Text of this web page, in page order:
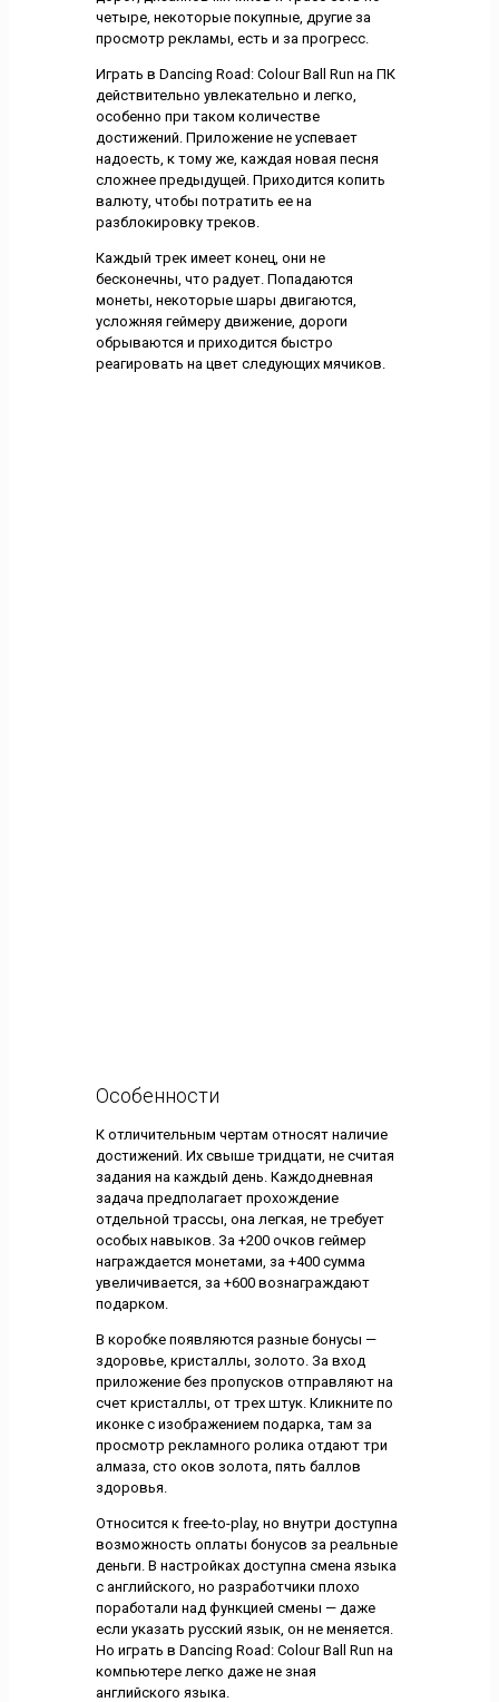
четыре, некоторые покупные, другие за
просмотр рекламы, есть и за прогресс.
Играть в Dancing Road: Colour Ball Run на ПК
действительно увлекательно и легко,
особенно при таком количестве
достижений. Приложение не успевает
надоесть, к тому же, каждая новая песня
сложнее предыдущей. Приходится копить
валюту, чтобы потратить ее на
разблокировку треков.
Каждый трек имеет конец, они не
бесконечны, что радует. Попадаются
монеты, некоторые шары двигаются,
усложняя геймеру движение, дороги
обрываются и приходится быстро
реагировать на цвет следующих мячиков.
Особенности
К отличительным чертам относят наличие
достижений. Их свыше тридцати, не считая
задания на каждый день. Каждодневная
задача предполагает прохождение
отдельной трассы, она легкая, не требует
особых навыков. За +200 очков геймер
награждается монетами, за +400 сумма
увеличивается, за +600 вознаграждают
подарком.
В коробке появляются разные бонусы —
здоровье, кристаллы, золото. За вход
приложение без пропусков отправляют на
счет кристаллы, от трех штук. Кликните по
иконке с изображением подарка, там за
просмотр рекламного ролика отдают три
алмаза, сто оков золота, пять баллов
здоровья.
Относится к free-to-play, но внутри доступна
возможность оплаты бонусов за реальные
деньги. В настройках доступна смена языка
с английского, но разработчики плохо
поработали над функцией смены — даже
если указать русский язык, он не меняется.
Но играть в Dancing Road: Colour Ball Run на
компьютере легко даже не зная
английского языка.